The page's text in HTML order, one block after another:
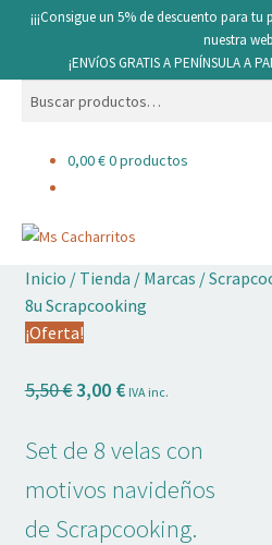
¡¡¡Consigue un 5% de descuento para
nuestra
¡ENVíOS GRATIS A PENÍNSULA A
0,00€0 productos
Ir
la
navegación
Ir
contenido
Cacharritos y Utensilios
Pan
Ingredientes
Decoración comestible
Inicio / Tienda / Marcas /
8u Scrapcooking
¡Oferta!
5,50€ El
original
5,50 €.
3,00 €El
actual
3,00 €.
IVA inc.
Set de 8 velas con
motivos navideños
de Scrapcooking.